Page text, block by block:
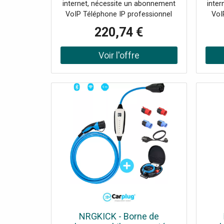
WiFi
internet, nécessite un abonnement
VoIP Téléphone IP professionnel
conférence à 3 10 touches DSS sur
l'écran couleur principal 4.3"
Jusqu'à 96 touches SDP sur 2
écrans 3.5" Bluetooth intégré,
2 positions : 40° et 50° Appel vidéo
Recommandé par 3cx
220,74 €
IA
NRGKICK - Borne de